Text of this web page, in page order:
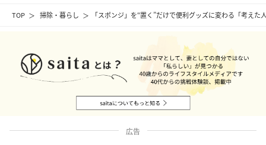
TOP 掃除・暮らし 「スポンジ」を“置く”だけで便利グッズに変わる「考え
広告